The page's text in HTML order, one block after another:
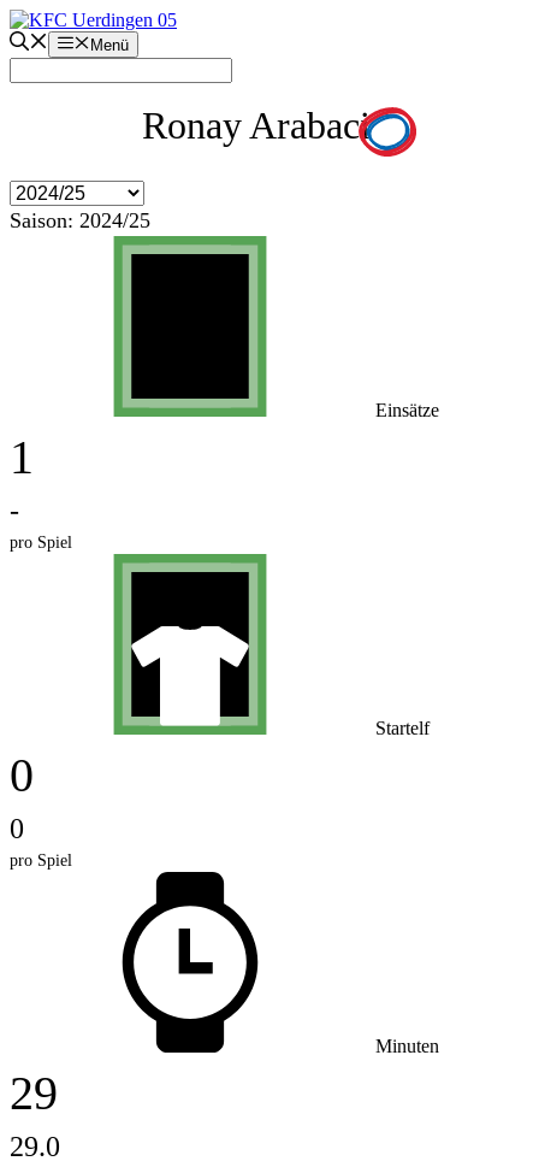
Zum
Inhalt
springen
Menü
Ronay Arabaci
Saison: 2024/25
Einsätze
1
-
pro Spiel
Startelf
0
0
pro Spiel
Minuten
29
29.0